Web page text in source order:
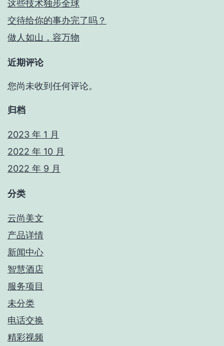
这些技术独步全球
交待给你的事办完了吗？
做人如山，容万物
近期评论
您尚未收到任何评论。
归档
2023 年 1 月
2022 年 10 月
2022 年 9 月
分类
云尚美文
产品详情
新闻中心
智慧酒店
服务项目
未分类
电话交换
精彩视频